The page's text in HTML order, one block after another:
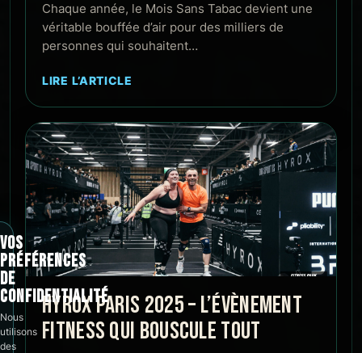
Chaque année, le Mois Sans Tabac devient une
véritable bouffée d’air pour des milliers de
personnes qui souhaitent…
LIRE L’ARTICLE
HYROX PARIS 2025 – L’ÉVÈNEMENT
FITNESS QUI BOUSCULE TOUT
VOS
PRÉFÉRENCES
DE
CONFIDENTIALITÉ
Nous
utilisons
des